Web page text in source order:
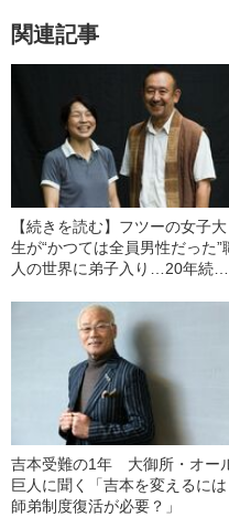
関連記事
【続きを読む】フツーの女子大
生が“かつては全員男性だった”
人の世界に弟子入り…20年続い
吉本受難の1年 大御所・オー
巨人に聞く「吉本を変えるには
師弟制度復活が必要？」